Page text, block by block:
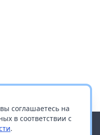
соглашаетесь на
в соответствии с
.